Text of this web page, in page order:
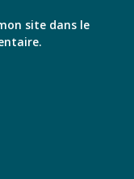
site dans le